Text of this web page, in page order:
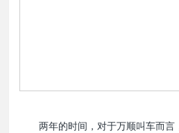
两年的时间，对于万顺叫车而